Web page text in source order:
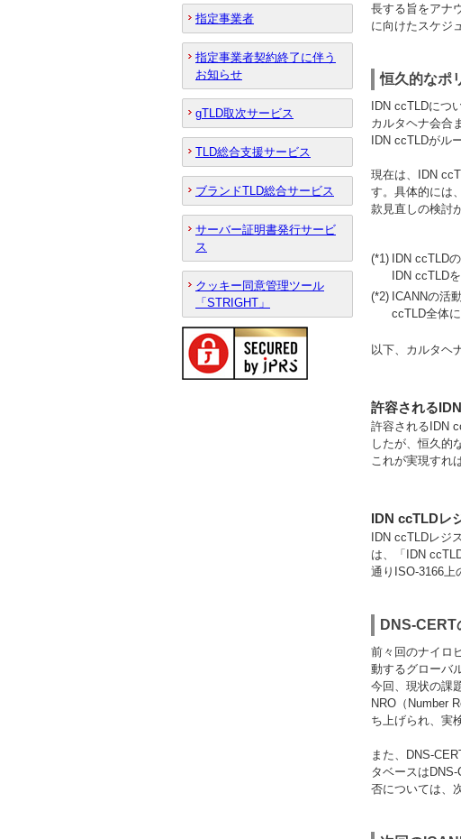
長する旨をアナ
に向けたスケジ
恒久的なポ
IDN ccTLDにつ
カルタヘナ会合
IDN ccTLDがル
現在は、IDN
す。具体的には
款見直しの検討
(*1) IDN ccTLD
IDN ccTLD
(*2) ICANNの活
ccTLD全体
以下、カルタヘ
許容される
許容されるIDN
したが、恒久的
これが実現すれ
IDN ccTLDレ
IDN ccTLDレジ
は、「IDN
通りISO-3166上
DNS-CERT
前々回のナイロ
動するグローバ
今回、現状の課
NRO（Number
ち上げられ、実
また、DNS-
タベースは
否については、
指定事業者
指定事業者契約終了に伴う
お知らせ
gTLD取次サービス
TLD総合支援サービス
ブランドTLD総合サービス
サーバー証明書発行サービ
ス
クッキー同意管理ツール
「STRIGHT」